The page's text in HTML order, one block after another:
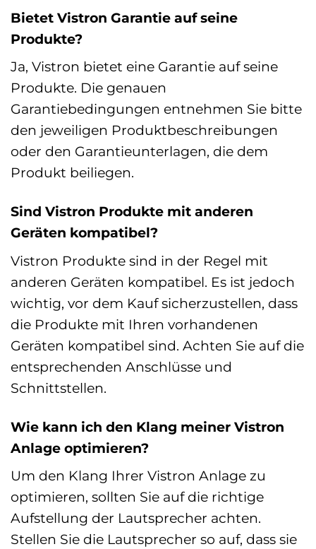
Bietet Vistron Garantie auf seine
Produkte?
Ja, Vistron bietet eine Garantie auf seine
Produkte. Die genauen
Garantiebedingungen entnehmen Sie bitte
den jeweiligen Produktbeschreibungen
oder den Garantieunterlagen, die dem
Produkt beiliegen.
Sind Vistron Produkte mit anderen
Geräten kompatibel?
Vistron Produkte sind in der Regel mit
anderen Geräten kompatibel. Es ist jedoch
wichtig, vor dem Kauf sicherzustellen, dass
die Produkte mit Ihren vorhandenen
Geräten kompatibel sind. Achten Sie auf die
entsprechenden Anschlüsse und
Schnittstellen.
Wie kann ich den Klang meiner Vistron
Anlage optimieren?
Um den Klang Ihrer Vistron Anlage zu
optimieren, sollten Sie auf die richtige
Aufstellung der Lautsprecher achten.
Stellen Sie die Lautsprecher so auf, dass sie